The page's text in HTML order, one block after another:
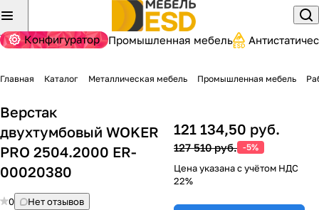
Конфигуратор Промышленная мебель
Главная Каталог Металлическая мебель Промышленная мебель
Верстак
двухтумбовый WOKER
PRO 2504.2000 ER-
00020380
0
Нет отзывов
121 134,50 руб.
127 510 руб. -5%
Цена указана с учётом НДС
22%